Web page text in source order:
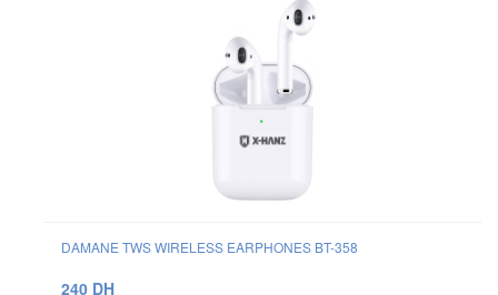
DAMANE TWS WIRELESS EARPHONES BT-358
240 DH